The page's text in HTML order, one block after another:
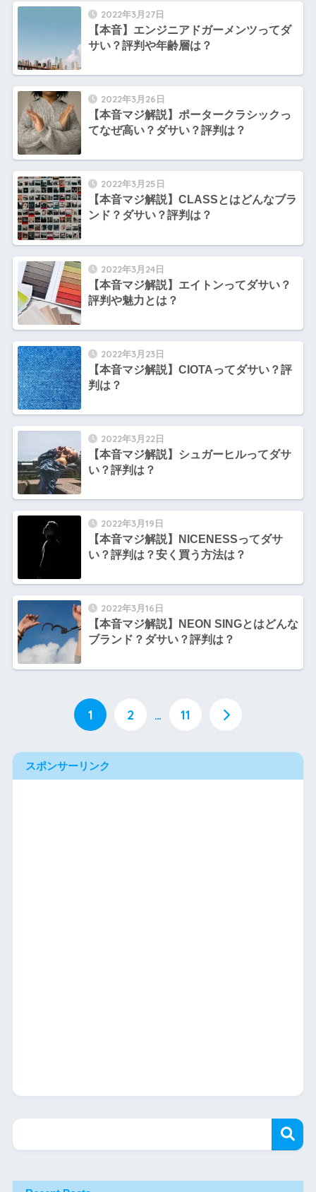
2022年3月27日
【本音】エンジニアドガーメンツってダ
サい？評判や年齢層は？
2022年3月26日
【本音マジ解説】ポータークラシックっ
てなぜ高い？ダサい？評判は？
2022年3月25日
【本音マジ解説】CLASSとはどんなブラ
ンド？ダサい？評判は？
2022年3月24日
【本音マジ解説】エイトンってダサい？
評判や魅力とは？
2022年3月23日
【本音マジ解説】CIOTAってダサい？評
判は？
2022年3月22日
【本音マジ解説】シュガーヒルってダサ
い？評判は？
2022年3月19日
【本音マジ解説】NICENESSってダサ
い？評判は？安く買う方法は？
2022年3月16日
【本音マジ解説】NEON SINGとはどんな
ブランド？ダサい？評判は？
1 2 … 11
スポンサーリンク